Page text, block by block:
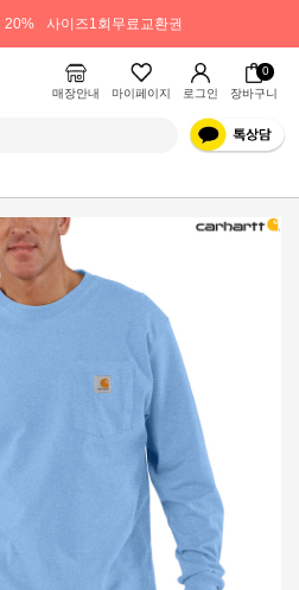
20% 사이즈1회무료교환권
매장안내 마이페이지 로그인
0
장바구니